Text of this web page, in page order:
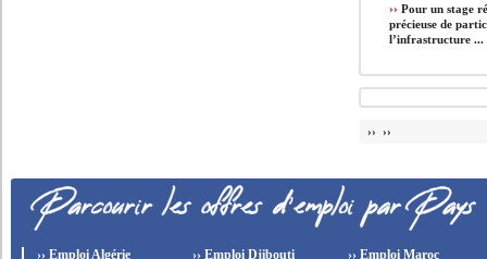
›› Pour un stage
précieuse de
l’infrastructure ...
›› ››
›› Emploi Algérie ›› Emploi Djibouti ›› Emploi Maroc